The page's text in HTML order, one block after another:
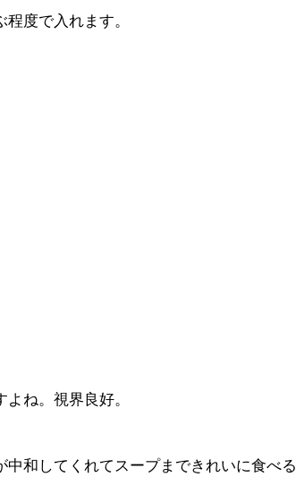
度で入れます。
ね。視界良好。
和してくれてスープまできれいに食べる